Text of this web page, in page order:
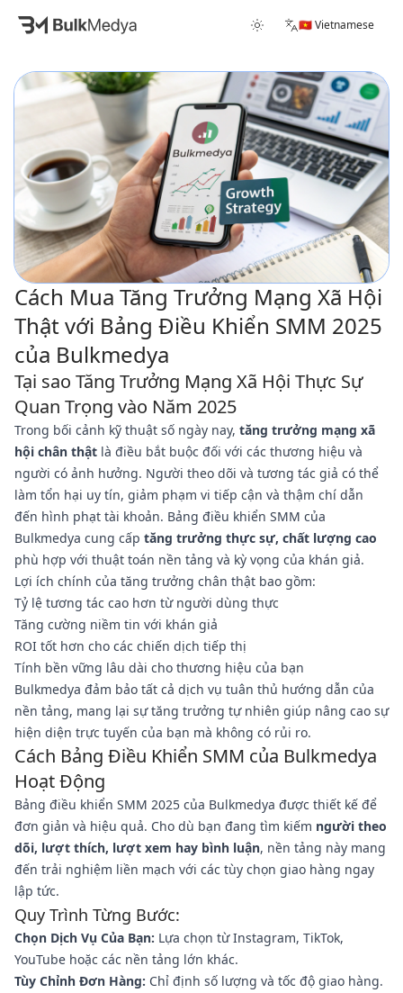
🇻🇳 Vietnamese
Cách Mua Tăng Trưởng Mạng Xã Hội
Thật với Bảng Điều Khiển SMM 2025
của Bulkmedya
Tại sao Tăng Trưởng Mạng Xã Hội Thực Sự
Quan Trọng vào Năm 2025
Trong bối cảnh kỹ thuật số ngày nay, tăng trưởng mạng xã
hội chân thật là điều bắt buộc đối với các thương hiệu và
người có ảnh hưởng. Người theo dõi và tương tác giả có thể
làm tổn hại uy tín, giảm phạm vi tiếp cận và thậm chí dẫn
đến hình phạt tài khoản. Bảng điều khiển SMM của
Bulkmedya cung cấp tăng trưởng thực sự, chất lượng cao
phù hợp với thuật toán nền tảng và kỳ vọng của khán giả.
Lợi ích chính của tăng trưởng chân thật bao gồm:
Tỷ lệ tương tác cao hơn từ người dùng thực
Tăng cường niềm tin với khán giả
ROI tốt hơn cho các chiến dịch tiếp thị
Tính bền vững lâu dài cho thương hiệu của bạn
Bulkmedya đảm bảo tất cả dịch vụ tuân thủ hướng dẫn của
nền tảng, mang lại sự tăng trưởng tự nhiên giúp nâng cao sự
hiện diện trực tuyến của bạn mà không có rủi ro.
Cách Bảng Điều Khiển SMM của Bulkmedya
Hoạt Động
Bảng điều khiển SMM 2025 của Bulkmedya được thiết kế để
đơn giản và hiệu quả. Cho dù bạn đang tìm kiếm người theo
dõi, lượt thích, lượt xem hay bình luận, nền tảng này mang
đến trải nghiệm liền mạch với các tùy chọn giao hàng ngay
lập tức.
Quy Trình Từng Bước:
Chọn Dịch Vụ Của Bạn: Lựa chọn từ Instagram, TikTok,
YouTube hoặc các nền tảng lớn khác.
Tùy Chỉnh Đơn Hàng: Chỉ định số lượng và tốc độ giao hàng.